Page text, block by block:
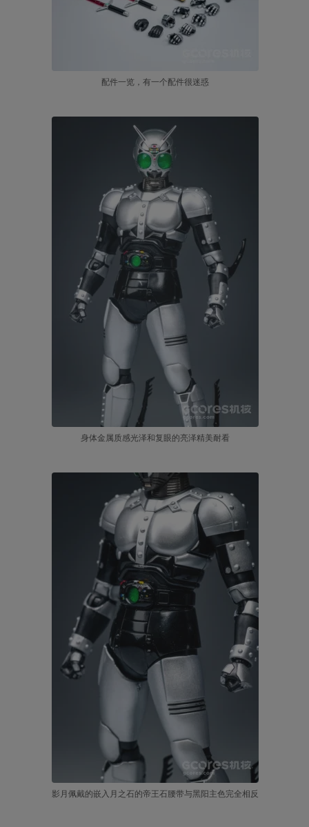
配件一览，有一个配件很迷惑
身体金属质感光泽和复眼的亮泽精美耐看
影月佩戴的嵌入月之石的帝王石腰带与黑阳主色完全相反